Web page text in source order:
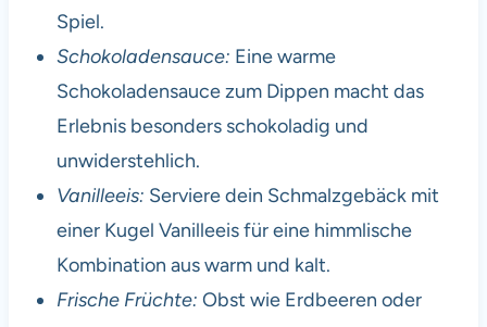
Spiel.
Schokoladensauce: Eine warme
Schokoladensauce zum Dippen macht das
Erlebnis besonders schokoladig und
unwiderstehlich.
Vanilleeis: Serviere dein Schmalzgebäck mit
einer Kugel Vanilleeis für eine himmlische
Kombination aus warm und kalt.
Frische Früchte: Obst wie Erdbeeren oder